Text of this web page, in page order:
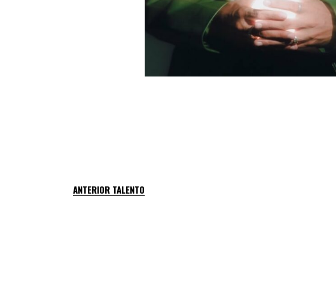
ANTERIOR TALENTO